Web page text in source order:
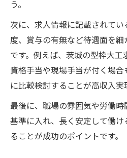
う。
次に、求人情報に記載されて
度、賞与の有無など待遇面を
です。例えば、茨城の型枠大工
資格手当や現場手当が付く場
に比較検討することが高収入実
最後に、職場の雰囲気や労働
基準に入れ、長く安定して働
ることが成功のポイントです。